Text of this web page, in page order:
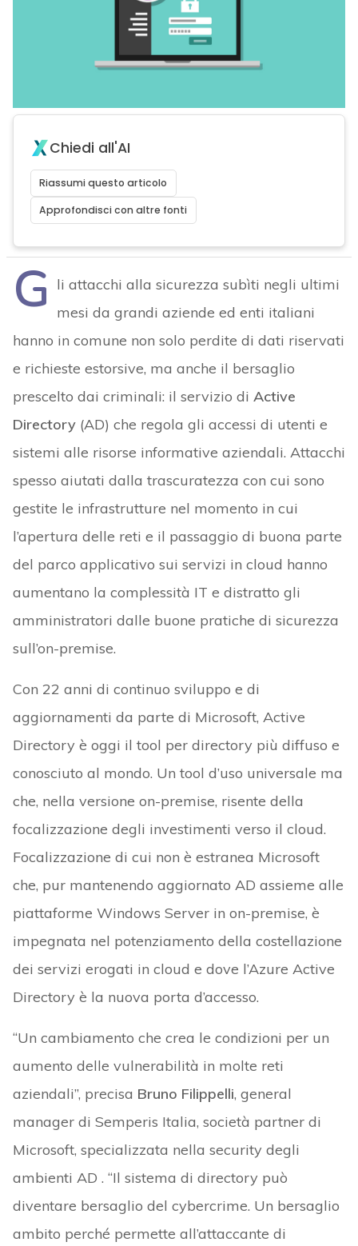
Chiedi all'AI
Riassumi questo articolo
Approfondisci con altre fonti
G
li attacchi alla sicurezza subìti negli ultimi
mesi da grandi aziende ed enti italiani
hanno in comune non solo perdite di dati riservati
e richieste estorsive, ma anche il bersaglio
prescelto dai criminali: il servizio di Active
Directory(AD) che regola gli accessi di utenti e
sistemi alle risorse informative aziendali. Attacchi
spesso aiutati dalla trascuratezza con cui sono
gestite le infrastrutture nel momento in cui
l’apertura delle reti e il passaggio di buona parte
del parco applicativo sui servizi in cloud hanno
aumentano la complessità IT e distratto gli
amministratori dalle buone pratiche di sicurezza
sull’on-premise.
Con 22 anni di continuo sviluppo e di
aggiornamenti da parte di Microsoft, Active
Directory è oggi il tool per directory più diffuso e
conosciuto al mondo. Un tool d’uso universale ma
che, nella versione on-premise, risente della
focalizzazione degli investimenti verso il cloud.
Focalizzazione di cui non è estranea Microsoft
che, pur mantenendo aggiornato AD assieme alle
piattaforme Windows Server in on-premise, è
impegnata nel potenziamento della costellazione
dei servizi erogati in cloud e dove l’Azure Active
Directory è la nuova porta d’accesso.
“Un cambiamento che crea le condizioni per un
aumento delle vulnerabilità in molte reti
aziendali”, precisa Bruno Filippelli, general
manager di Semperis Italia, società partner di
Microsoft, specializzata nella security degli
ambienti AD . “Il sistema di directory può
diventare bersaglio del cybercrime. Un bersaglio
ambito perché permette all’attaccante di